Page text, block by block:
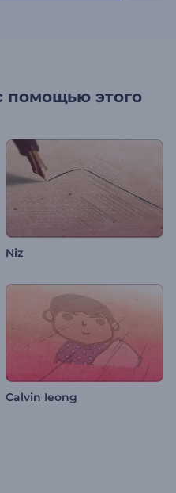
помощью этого
Niz
Calvin Ieong